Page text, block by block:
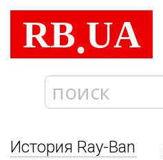
RB.UA
История Ray-Ban